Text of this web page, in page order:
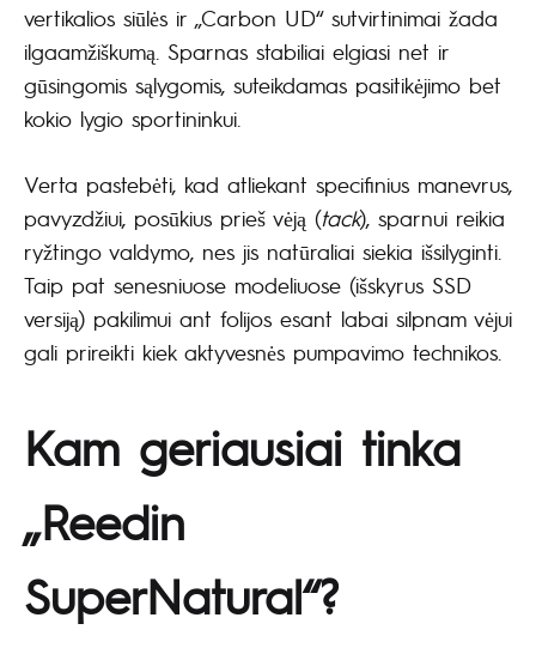
vertikalios siūlės ir „Carbon UD“ sutvirtinimai žada
ilgaamžiškumą. Sparnas stabiliai elgiasi net ir
gūsingomis sąlygomis, suteikdamas pasitikėjimo bet
kokio lygio sportininkui.
Verta pastebėti, kad atliekant specifinius manevrus,
pavyzdžiui, posūkius prieš vėją (tack), sparnui reikia
ryžtingo valdymo, nes jis natūraliai siekia išsilyginti.
Taip pat senesniuose modeliuose (išskyrus SSD
versiją) pakilimui ant folijos esant labai silpnam vėjui
gali prireikti kiek aktyvesnės pumpavimo technikos.
Kam geriausiai tinka
„Reedin
SuperNatural“?